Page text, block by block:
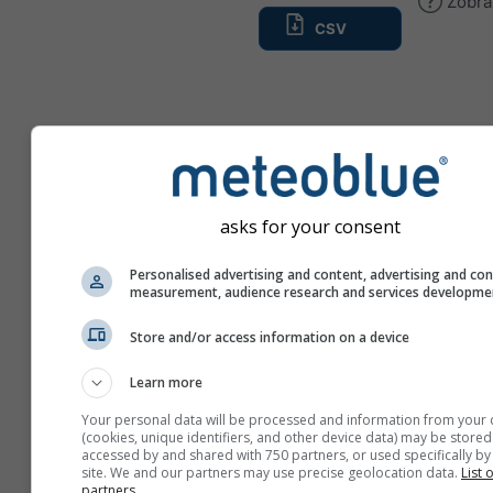
Teplota & Tlak
Teplota [korigovaná na
Stupne-dni rastu [2 m]
Tlak [mean sea level]
Rýchlosť vetra [100 m]
Rýchlosť vetra [900 hPa]
asks for your consent
Personalised advertising and content, advertising and
measurement, audience research and services
Store and/or access information on a device
Learn more
Your personal data will be processed and information from your
(cookies, unique identifiers, and other device data) may be
accessed by and shared with 750 partners, or used specifically
site. We and our partners may use precise geolocation data. List